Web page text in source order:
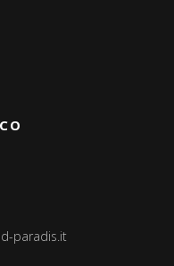
paradis.it